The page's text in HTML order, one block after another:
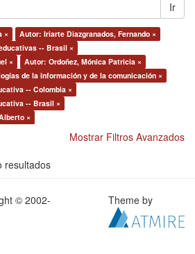
Ir
×
Autor: Iriarte Diazgranados, Fernando ×
-- Brasil ×
×
Autor: Ordoñez, Mónica Patricia ×
de la información y de la comunicación ×
-- Colombia ×
-- Brasil ×
×
Mostrar Filtros Avanzados
resultados
© 2002-
Theme by